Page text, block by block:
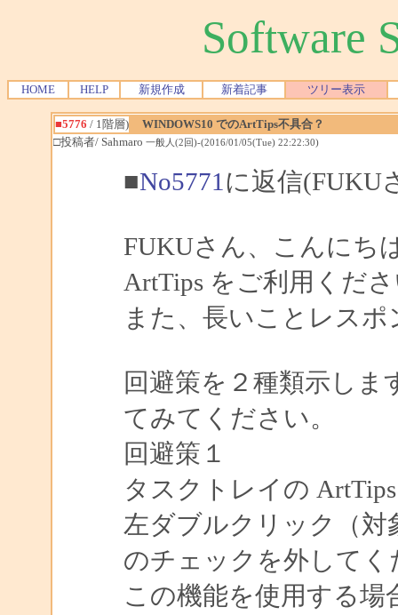
Software
HOME HELP 新規作成 新着記事 ツリー表示
■5776 / 1階層)
WINDOWS10 でのArtTips不具合？
□投稿者/ Sahmaro 一般人(2回)-(2016/01/05(Tue) 22:22:30)
■No5771 に返信(FUKU
FUKUさん、こんにち
ArtTips をご利用くだ
また、長いことレス
回避策を２種類示しま
てみてください。
回避策１
タスクトレイの
左ダブルクリック（対
のチェックを外してく
この機能を使用する